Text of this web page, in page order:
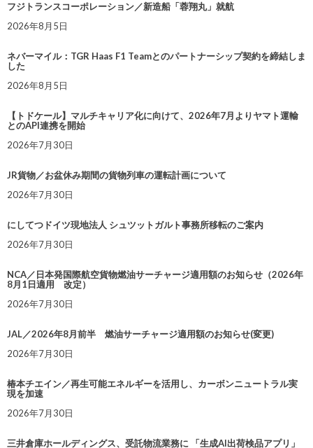
フジトランスコーポレーション／新造船「蓉翔丸」就航
2026年8月5日
ネバーマイル：TGR Haas F1 Teamとのパートナーシップ契約を締結しま
した
2026年8月5日
【トドケール】マルチキャリア化に向けて、2026年7月よりヤマト運輸
とのAPI連携を開始
2026年7月30日
JR貨物／お盆休み期間の貨物列車の運転計画について
2026年7月30日
にしてつドイツ現地法人 シュツットガルト事務所移転のご案内
2026年7月30日
NCA／日本発国際航空貨物燃油サーチャージ適用額のお知らせ（2026年
8月1日適用 改定）
2026年7月30日
JAL／2026年8月前半 燃油サーチャージ適用額のお知らせ(変更)
2026年7月30日
椿本チエイン／再生可能エネルギーを活用し、カーボンニュートラル実
現を加速
2026年7月30日
三井倉庫ホールディングス、受託物流業務に 「生成AI出荷検品アプリ」